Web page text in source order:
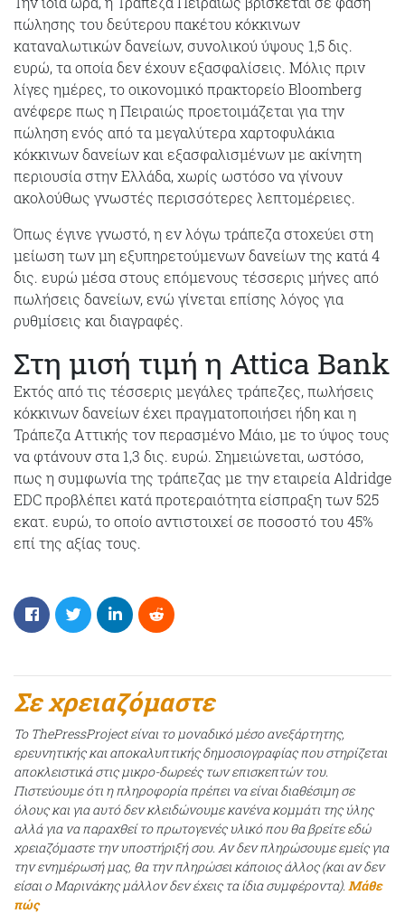
πώλησης του δεύτερου πακέτου κόκκινων
καταναλωτικών δανείων, συνολικού ύψους 1,5 δις.
ευρώ, τα οποία δεν έχουν εξασφαλίσεις. Μόλις πριν
λίγες ημέρες, το οικονομικό πρακτορείο Bloomberg
ανέφερε πως η Πειραιώς προετοιμάζεται για την
πώληση ενός από τα μεγαλύτερα χαρτοφυλάκια
κόκκινων δανείων και εξασφαλισμένων με ακίνητη
περιουσία στην Ελλάδα, χωρίς ωστόσο να γίνουν
ακολούθως γνωστές περισσότερες λεπτομέρειες.
Όπως έγινε γνωστό, η εν λόγω τράπεζα στοχεύει στη
μείωση των μη εξυπηρετούμενων δανείων της κατά 4
δις. ευρώ μέσα στους επόμενους τέσσερις μήνες από
πωλήσεις δανείων, ενώ γίνεται επίσης λόγος για
ρυθμίσεις και διαγραφές.
Στη μισή τιμή η Attica Bank
Εκτός από τις τέσσερις μεγάλες τράπεζες, πωλήσεις
κόκκινων δανείων έχει πραγματοποιήσει ήδη και η
Τράπεζα Αττικής τον περασμένο Μάιο, με το ύψος τους
να φτάνουν στα 1,3 δις. ευρώ. Σημειώνεται, ωστόσο,
πως η συμφωνία της τράπεζας με την εταιρεία Aldridge
EDC προβλέπει κατά προτεραιότητα είσπραξη των 525
εκατ. ευρώ, το οποίο αντιστοιχεί σε ποσοστό του 45%
επί της αξίας τους.
Σε χρειαζόμαστε
Το ThePressProject είναι το μοναδικό μέσο ανεξάρτητης,
ερευνητικής και αποκαλυπτικής δημοσιογραφίας που στηρίζεται
αποκλειστικά στις μικρο-δωρεές των επισκεπτών του.
Πιστεύουμε ότι η πληροφορία πρέπει να είναι διαθέσιμη σε
όλους και για αυτό δεν κλειδώνουμε κανένα κομμάτι της ύλης
αλλά για να παραχθεί το πρωτογενές υλικό που θα βρείτε εδώ
χρειαζόμαστε την υποστήριξή σου. Αν δεν πληρώσουμε εμείς για
την ενημέρωσή μας, θα την πληρώσει κάποιος άλλος (και αν δεν
είσαι ο Μαρινάκης μάλλον δεν έχεις τα ίδια συμφέροντα). Μάθε
πώς